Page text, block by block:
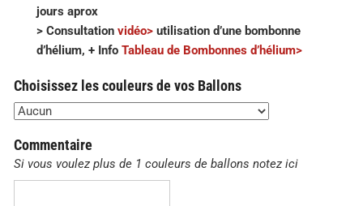
jours aprox
> Consultation vidéo> utilisation d’une bombonne
d’hélium, + Info Tableau de Bombonnes d’hélium>
Choisissez les couleurs de vos Ballons
Commentaire
Si vous voulez plus de 1 couleurs de ballons notez ici